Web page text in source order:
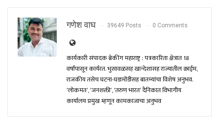
गणेश वाघ 39649 Posts 0 Comments
कार्यकारी संपादक ब्रेकींग महाराष्ट्र : पत्रकारिता क्षेत्रात 18
वर्षांपासून कार्यरत. भुसावळसह खान्देशासह राज्यातील क्राईम,
राजकीय तसेच घटना-घडामोंडीसह बातम्यांचा विशेष अनुभव.
‘लोकमत’, ‘जनशक्ती’, ‘तरुण भारत’ दैनिकात विभागीय
कार्यालय प्रमुख म्हणून कामकाजाचा अनुभव